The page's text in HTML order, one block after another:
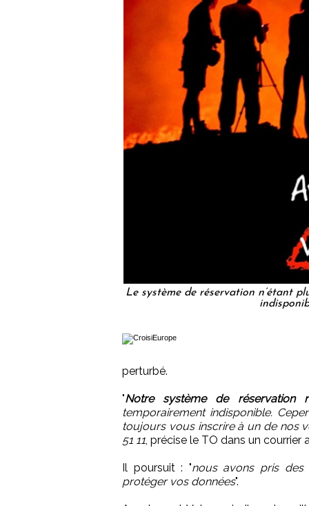
Le système de réservation n’étant
perturbé.
"Notre système de réservation
temporairement indisponible.
toujours vous inscrire à un de nos
51 11 , précise le TO dans un courrier
Il poursuit : "nous avons pris des
protéger vos données".